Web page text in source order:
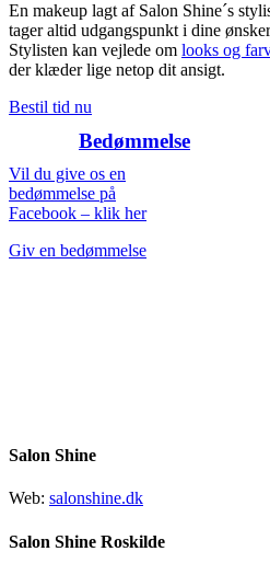
En makeup lagt af Salon Shine´s
tager altid udgangspunkt i dine
Stylisten kan vejlede om looks og
der klæder lige netop dit ansigt.
Bestil tid nu
Bedømmelse
Vil du give os en
bedømmelse på
Facebook – klik her
Giv en bedømmelse
Salon Shine
Web: salonshine.dk
Salon Shine Roskilde